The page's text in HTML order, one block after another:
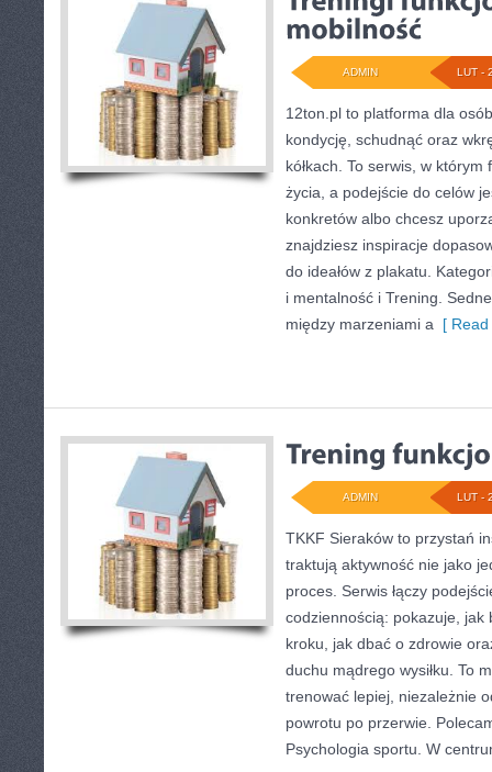
LUT -
ADMIN
12ton.pl to platforma dla
kondycję, schudnąć oraz
kółkach. To serwis, w którym
życia, a podejście do celów
konkretów albo chcesz
znajdziesz inspiracje
do ideałów z plakatu.
i mentalność i Trening.
między marzeniami a [
LUT -
ADMIN
TKKF Sieraków to przystań
traktują aktywność nie jako
proces. Serwis łączy
codziennością: pokazuje, jak
kroku, jak dbać o zdrowie
duchu mądrego wysiłku. To
trenować lepiej, niezależnie
powrotu po przerwie.
Psychologia sportu. W